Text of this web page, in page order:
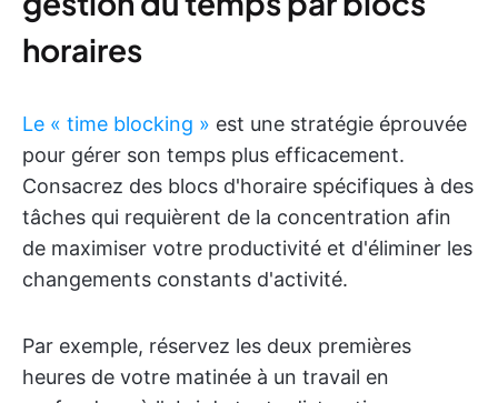
horaires
Le « time blocking » est une stratégie éprouvée
pour gérer son temps plus efficacement.
Consacrez des blocs d'horaire spécifiques à des
tâches qui requièrent de la concentration afin
de maximiser votre productivité et d'éliminer les
changements constants d'activité.
Par exemple, réservez les deux premières
heures de votre matinée à un travail en